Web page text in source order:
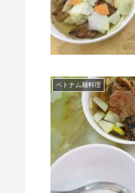
ベトナム麺料理